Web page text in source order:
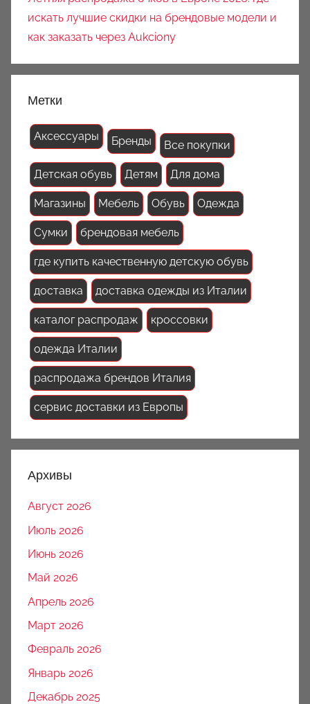
искать лучшие скидки на брендовые модели и
как заказать через Aukciony
Метки
Аксессуары Бренды Все покупки
Детская обувь Детям Для дома
Магазины Мебель Обувь Одежда
Сумки брендовая мебель
где купить качественную детскую обувь
доставка доставка одежды из Италии
каталог распродаж кроссовки
одежда Италии
распродажа брендов Италия
сервис доставки из Европы
Архивы
Август 2026
Июль 2026
Июнь 2026
Май 2026
Апрель 2026
Март 2026
Февраль 2026
Январь 2026
Декабрь 2025